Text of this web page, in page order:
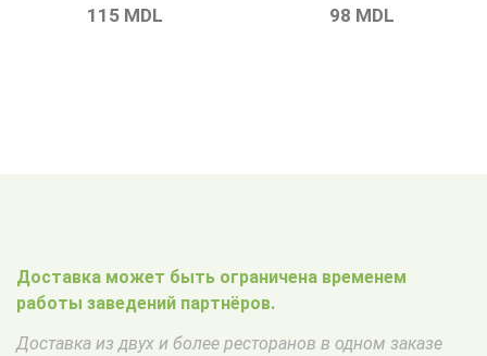
115 MDL 98 MDL
Доставка может быть ограничена временем
работы заведений партнёров.
Доставка из двух и более ресторанов в одном заказе